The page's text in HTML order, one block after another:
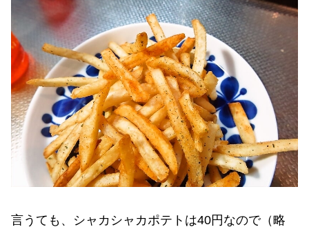
言うても、シャカシャカポテトは40円なので（略